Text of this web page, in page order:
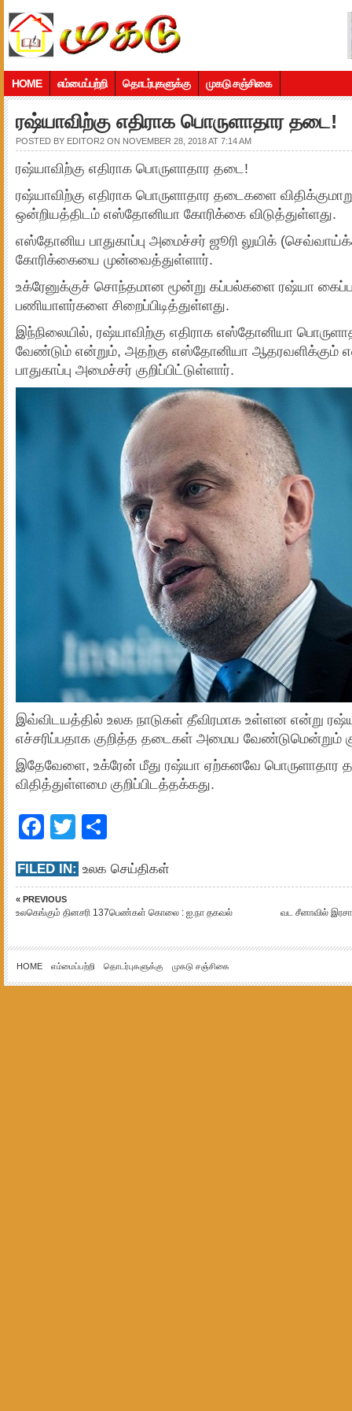
HOME எம்மைப்பற்றி தொடர்புகளுக்கு முகடு சஞ்சிகை
ரஷ்யாவிற்கு எதிராக பொருளாதார தடை!
POSTED BY EDITOR2 ON NOVEMBER 28, 2018 AT 7:14 AM
ரஷ்யாவிற்கு எதிராக பொருளாதார தடை!
ரஷ்யாவிற்கு எதிராக பொருளாதார தடைகளை
ஒன்றியத்திடம் எஸ்தோனியா கோரிக்கை விடுத்துள்ளது.
எஸ்தோனிய பாதுகாப்பு அமைச்சர் ஜூரி லுயிக்
கோரிக்கையை முன்வைத்துள்ளார்.
உக்ரேனுக்குச் சொந்தமான மூன்று கப்பல்களை ரஷ்யா
பணியாளர்களை சிறைப்பிடித்துள்ளது.
இந்நிலையில், ரஷ்யாவிற்கு எதிராக எஸ்தோனியா
வேண்டும் என்றும், அதற்கு எஸ்தோனியா ஆதரவளிக்கும்
பாதுகாப்பு அமைச்சர் குறிப்பிட்டுள்ளார்.
இவ்விடயத்தில் உலக நாடுகள் தீவிரமாக உள்ளன என்று
எச்சரிப்பதாக குறித்த தடைகள் அமைய வேண்டுமென்றும்
இதேவேளை, உக்ரேன் மீது ரஷ்யா ஏற்கனவே பொருளாதார
விதித்துள்ளமை குறிப்பிடத்தக்கது.
Facebook
Twitter
FILED IN: உலக செய்திகள்
« PREVIOUS
உலகெங்கும் தினசரி 137பெண்கள் கொலை : ஐ.நா தகவல் வட சீனாவில்
HOME எம்மைப்பற்றி தொடர்புகளுக்கு முகடு சஞ்சிகை